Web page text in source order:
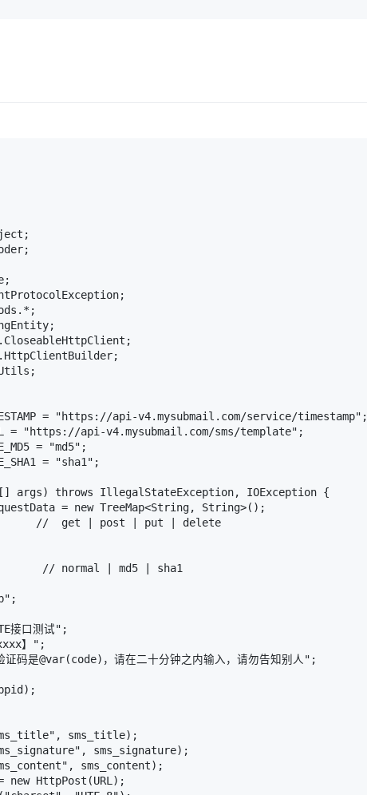
= "https://api-v4.mysubmail.com/service/timestamp";
= "https://api-v4.mysubmail.com/sms/template";
= "md5";
= "sha1";
args) throws IllegalStateException, IOException {
= new TreeMap<String, String>();
//  get | post | put | delete
// normal | md5 | sha1
接口测试";
】";
是@var(code)，请在二十分钟之内输入，请勿告知别人";
sms_title);
sms_signature);
sms_content);
new HttpPost(URL);